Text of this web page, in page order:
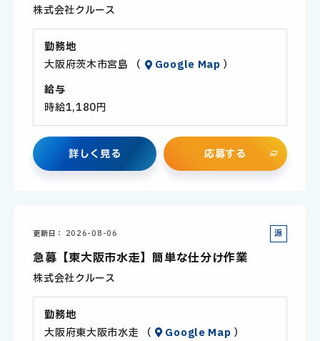
株式会社クルース
勤務地
大阪府茨木市宮島 （
Google Map ）
給与
時給1,180円
詳しく見る 応募する
更新日 2026-08-06
派
急募【東大阪市水走】簡単な仕分け作業
株式会社クルース
勤務地
大阪府東大阪市水走 （
Google Map ）